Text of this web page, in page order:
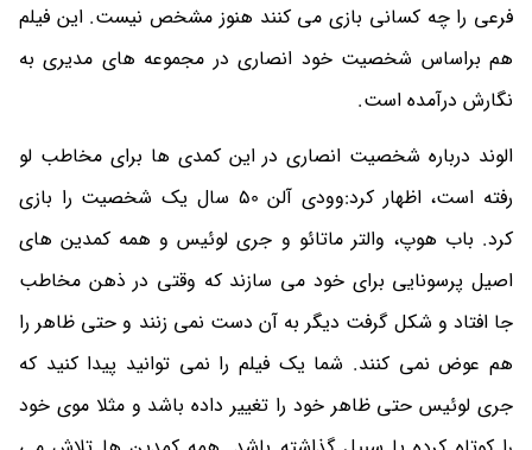
فرعی را چه کسانی بازی می کنند هنوز مشخص نیست. این فیلم
هم براساس شخصیت خود انصاری در مجموعه های مدیری به
نگارش درآمده است.
الوند درباره شخصیت انصاری در این کمدی ها برای مخاطب لو
رفته است، اظهار کرد:وودی آلن 50 سال یک شخصیت را بازی
کرد. باب هوپ، والتر ماتائو و جری لوئیس و همه کمدین های
اصیل پرسونایی برای خود می سازند که وقتی در ذهن مخاطب
جا افتاد و شکل گرفت دیگر به آن دست نمی زنند و حتی ظاهر را
هم عوض نمی کنند. شما یک فیلم را نمی توانید پیدا کنید که
جری لوئیس حتی ظاهر خود را تغییر داده باشد و مثلا موی خود